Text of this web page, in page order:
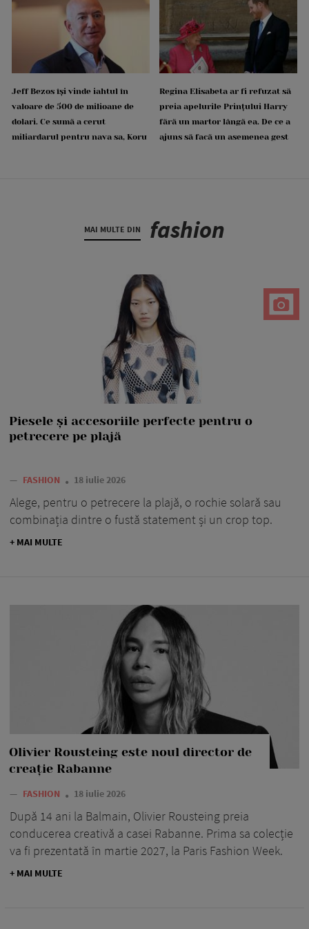
Jeff Bezos își vinde iahtul în
valoare de 500 de milioane de
dolari. Ce sumă a cerut
miliardarul pentru nava sa, Koru
Regina Elisabeta ar fi refuzat să
preia apelurile Prințului Harry
fără un martor lângă ea. De ce a
ajuns să facă un asemenea gest
MAI MULTE DIN fashion
Piesele și accesoriile perfecte pentru o
petrecere pe plajă
— FASHION 18 iulie 2026
Alege, pentru o petrecere la plajă, o rochie solară sau
combinația dintre o fustă statement și un crop top.
+ MAI MULTE
Olivier Rousteing este noul director de
creație Rabanne
— FASHION 18 iulie 2026
După 14 ani la Balmain, Olivier Rousteing preia
conducerea creativă a casei Rabanne. Prima sa colecție
va fi prezentată în martie 2027, la Paris Fashion Week.
+ MAI MULTE